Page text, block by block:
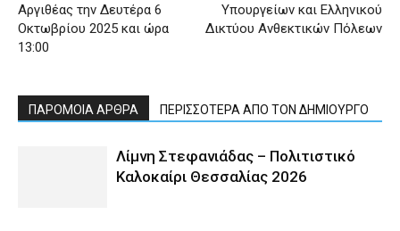
Αργιθέας την Δευτέρα 6
Οκτωβρίου 2025 και ώρα
13:00
Υπουργείων και Ελληνικού
Δικτύου Ανθεκτικών Πόλεων
ΠΑΡΟΜΟΙΑ ΑΡΘΡΑ ΠΕΡΙΣΣΟΤΕΡΑ ΑΠΟ ΤΟΝ ΔΗΜΙΟΥΡΓΟ
Λίμνη Στεφανιάδας – Πολιτιστικό
Καλοκαίρι Θεσσαλίας 2026